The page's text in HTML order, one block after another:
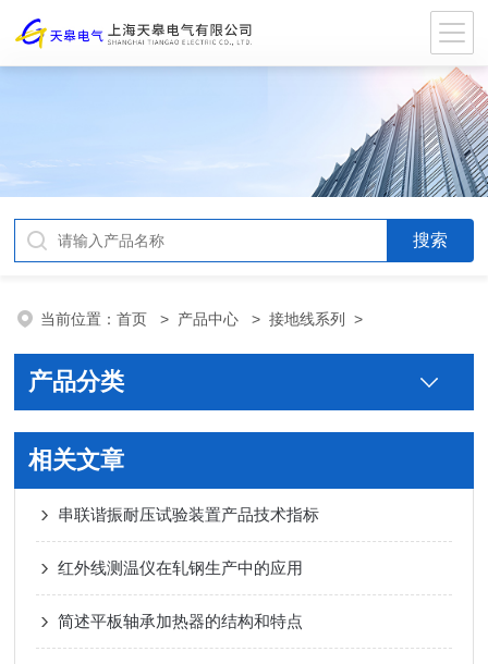
当前位置：首页 > 产品中心 >接地线系列 >
产品分类
相关文章
串联谐振耐压试验装置产品技术指标
红外线测温仪在轧钢生产中的应用
简述平板轴承加热器的结构和特点